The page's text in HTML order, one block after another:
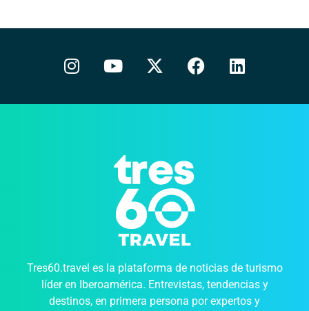
Tres60.travel es la plataforma de noticias de turismo
líder en Iberoamérica. Entrevistas, tendencias y
destinos, en primera persona por expertos y